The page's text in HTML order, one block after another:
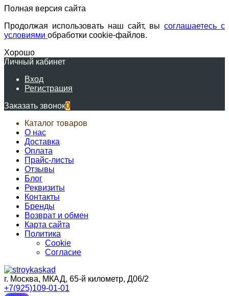
Полная версия сайта
Продолжая использовать наш сайт, высоглашаетесь с
условиями обработки cookie-файлов.
Хорошо
Личный кабинет
Вход
Регистрация
Заказать звонок0
Каталог товаров
О нас
Доставка
Оплата
Прайс-листы
Отзывы
Блог
Реквизиты
Контакты
Бренды
Возврат и обмен
Карта сайта
Политика
Cookie
Согласие
г. Москва, МКАД, 65-й километр, Д06/2
+7(925)109-01-01